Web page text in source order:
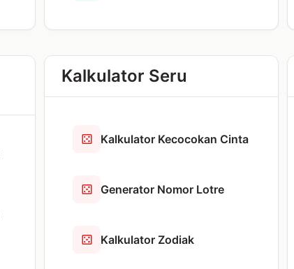
Kalkulator Seru
Kalkulator Kecocokan Cinta
Generator Nomor Lotre
Kalkulator Zodiak